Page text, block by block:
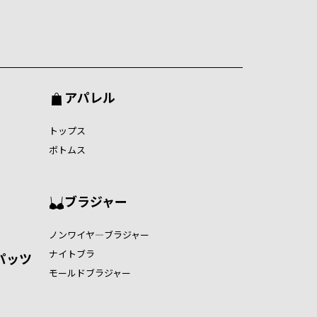
ッツ
アパレル
トップス
ボトムス
ブラジャー
ノンワイヤ―ブラジャー
ナイトブラ
モールドブラジャー